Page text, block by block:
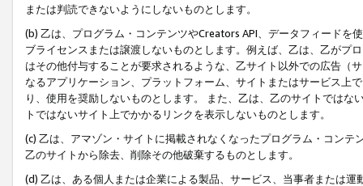
または判読できないようにしないものとします。
(b) 乙は、プログラム・コンテンツやCreators API、データフィード
ブライセンスまたは譲渡しないものとします。例えば、乙は、乙がプ
はその他付与することが要求されるような、乙サイト以外での広告（
なるアプリケーション、プラットフォーム、サイトまたはサービス上
り、使用を奨励しないものとします。 また、乙は、乙のサイトでは
トではないサイト上でかかるリンクを表示しないものとします。
(c) 乙は、アマゾン・サイトに掲載されなくなったプログラム・コン
乙のサイトから除去、削除その他破棄するものとします。
(d) 乙は、ある個人または企業による製品、サービス、当事者または